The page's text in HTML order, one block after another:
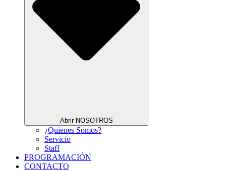
Abrir NOSOTROS
¿Quienes Somos?
Servicio
Staff
PROGRAMACIÓN
CONTACTO